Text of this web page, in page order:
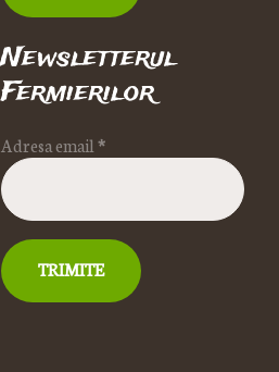
Newsletterul
Fermierilor
Adresa email*